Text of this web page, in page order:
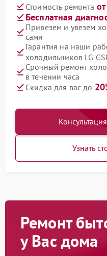
Стоимость ремонта
Бесплатная
Привезем и увезем
сами
Гарантия на наши
холодильников LG
Срочный ремонт
в течении часа
Скидка для вас до
Узнать
Ремонт
у Вас дома